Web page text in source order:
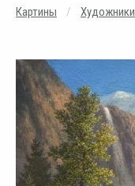
Картины Художники